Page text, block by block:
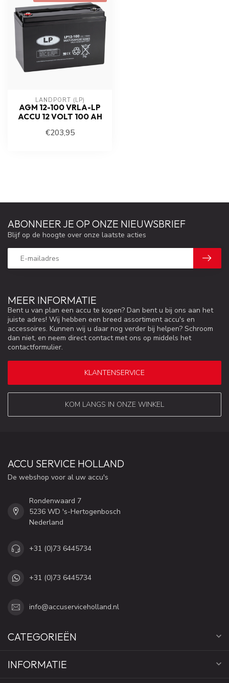
LANDPORT (LP)
AGM 12-100 VRLA-LP
ACCU 12 VOLT 100 AH
€203,95
MEER INFORMATIE
Bent u van plan een accu te kopen? Dan bent u bij ons aan het
juiste adres! Wij hebben een breed assortiment accu's en
accessoires. Kunnen wij u daar nog verder bij helpen? Schroom
dan niet, en neem direct contact met ons op middels het
contactformulier.
KLANTENSERVICE
KOM LANGS IN ONZE WINKEL
ABONNEER JE OP ONZE NIEUWSBRIEF
Blijf op de hoogte over onze laatste acties
ACCU SERVICE HOLLAND
De webshop voor al uw accu's
Rondenwaard 7
5236 WD 's-Hertogenbosch
Nederland
+31 (0)73 6445734
+31 (0)73 6445734
info@accuserviceholland.nl
CATEGORIEËN
INFORMATIE